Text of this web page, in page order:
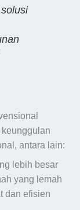
antara lain:
lebih besar
yang lemah
dan efisien